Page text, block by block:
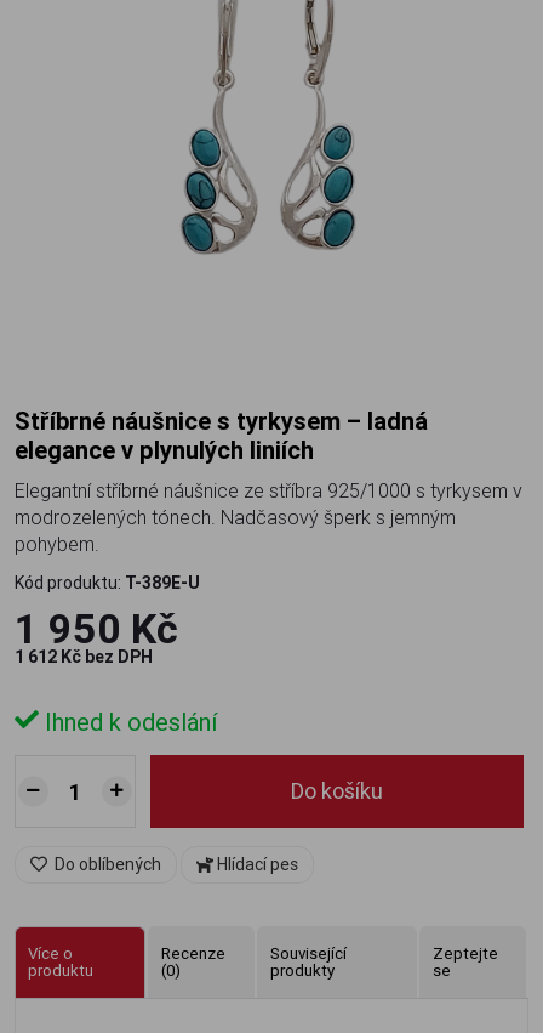
Stříbrné náušnice s tyrkysem – ladná
elegance v plynulých liniích
Elegantní stříbrné náušnice ze stříbra 925/1000 s tyrkysem v
modrozelených tónech. Nadčasový šperk s jemným
pohybem.
Kód produktu: T-389E-U
1 950 Kč
1 612 Kč bez DPH
Ihned k odeslání
Do košíku
Do oblíbených Hlídací pes
Více o
produktu
Recenze
(0)
Související
produkty
Zeptejte
se